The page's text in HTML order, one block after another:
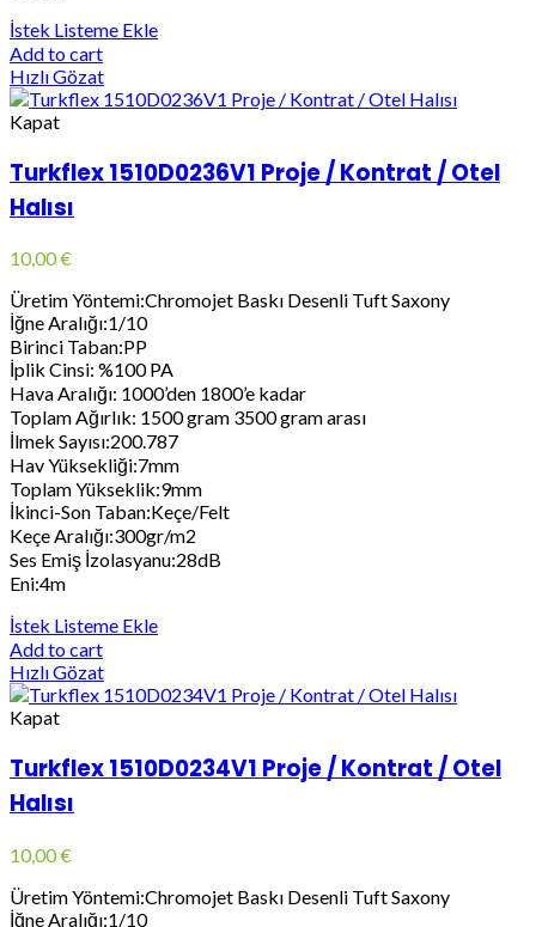
İstek Listeme Ekle
Add to cart
Hızlı Gözat
Kapat
Turkflex 1510D0236V1 Proje / Kontrat / Otel
Halısı
10,00€
Üretim Yöntemi:Chromojet Baskı Desenli Tuft Saxony
İğne Aralığı:1/10
Birinci Taban:PP
İplik Cinsi: %100 PA
Hava Aralığı: 1000’den 1800’e kadar
Toplam Ağırlık: 1500 gram 3500 gram arası
İlmek Sayısı:200.787
Hav Yüksekliği:7mm
Toplam Yükseklik:9mm
İkinci-Son Taban:Keçe/Felt
Keçe Aralığı:300gr/m2
Ses Emiş İzolasyanu:28dB
Eni:4m
İstek Listeme Ekle
Add to cart
Hızlı Gözat
Kapat
Turkflex 1510D0234V1 Proje / Kontrat / Otel
Halısı
10,00€
Üretim Yöntemi:Chromojet Baskı Desenli Tuft Saxony
İğne Aralığı:1/10